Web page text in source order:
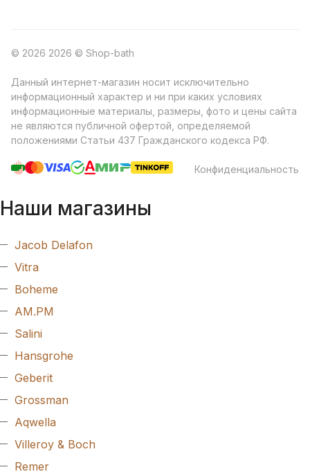
© 2026 2026 © Shop-bath
Данный интернет-магазин носит исключительно
информационный характер и ни при каких условиях
информационные материалы, размеры, фото и цены сайта
не являются публичной офертой, определяемой
положениями Статьи 437 Гражданского кодекса РФ.
Конфиденциальность
Наши магазины
Jacob Delafon
Vitra
Boheme
AM.PM
Salini
Hansgrohe
Geberit
Grossman
Aqwella
Villeroy & Boch
Remer